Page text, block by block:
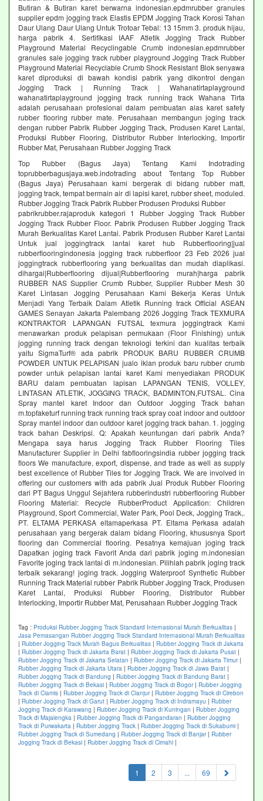
Butiran & Butiran karet berwarna indonesian.epdmrubber granules
supplier epdm jogging track Elastis EPDM Jogging Track Korosi Tahan
Daur Ulang Daur Ulang Untuk Trotoar Tebal: 13 15mm 3. produk hijau,
harga pabrik 4. Sertifikasi IAAF Atletik Jogging Track Rubber
Playground Material Recyclingable Crumb indonesian.epdmrubber
granules sale jogging track rubber playground Jogging Track Rubber
Playground Material Recyclable Crumb Shock Resistant Blok senyawa
karet diproduksi di bawah kondisi pabrik yang dikontrol dengan
Jogging Track | Running Track | Wahanatirtaplayground
wahanatirtaplayground jogging track running track Wahana Tirta
adalah perusahaan profesional dalam pembuatan alas karet safety
rubber flooring rubber mate. Perusahaan membangun joging track
dengan rubber Pabrik Rubber Jogging Track, Produsen Karet Lantai,
Produksi Rubber Flooring, Distributor Rubber Interlocking, Importir
Rubber Mat, Perusahaan Rubber Jogging Track
Top Rubber (Bagus Jaya) Tentang Kami Indotrading
toprubberbagusjaya.web.indotrading about Tentang Top Rubber
(Bagus Jaya) Perusahaan kami bergerak di bidang rubber matt,
jogging track, tempat bermain air di lapisi karet, rubber sheet, moduled.
Rubber Jogging Track Pabrik Rubber Produsen Produksi Rubber
pabrikrubber.rajaproduk kategori 1 Rubber Jogging Track Rubber
Jogging Track Rubber Floor. Pabrik Produsen Rubber Jogging Track
Murah Berkualitas Karet Lantai. Pabrik Produsen Rubber Karet Lantai
Untuk jual joggingtrack lantai karet hub Rubberflooring|jual
rubberflooringindonesia jogging track rubberfloor 23 Feb 2026 jual
joggingtrack rubberflooring yang berkualitas dan mudah diaplikasi.
dihargai|Rubberflooring dijual|Rubberflooring murah|harga pabrik
RUBBER NAS Supplier Crumb Rubber, Supplier Rubber Mesh 30
Karet Lintasan Jogging Perusahaan Kami Bekerja Keras Untuk
Menjadi Yang Terbaik Dalam Atletik Running track Official ASEAN
GAMES Senayan Jakarta Palembang 2026 Jogging Track TEXMURA
KONTRAKTOR LAPANGAN FUTSAL texmura joggingtrack Kami
menawarkan produk pelapisan permukaan (Floor Finishing) untuk
jogging running track dengan teknologi terkini dan kualitas terbaik
yaitu SigmaTurf® ada pabrik PRODUK BARU RUBBER CRUMB
POWDER UNTUK PELAPISAN jualo iklan produk baru rubber crumb
powder untuk pelapisan lantai karet Kami menyediakan PRODUK
BARU dalam pembuatan lapisan LAPANGAN TENIS, VOLLEY,
LINTASAN ATLETIK, JOGGING TRACK, BADMINTON,FUTSAL. Cina
Spray mantel karet Indoor dan Outdoor Jogging Track bahan
m.topfaketurf running track running track spray coat indoor and outdoor
Spray mantel indoor dan outdoor karet jogging track bahan. 1. jogging
track bahan Deskripsi. Q: Apakah keuntungan dari pabrik Anda?
Mengapa saya harus Jogging Track Rubber Flooring Tiles
Manufacturer Supplier in Delhi fabflooringsindia rubber jogging track
floors We manufacture, export, dispense, and trade as well as supply
best excellence of Rubber Tiles for Jogging Track. We are involved in
offering our customers with ada pabrik Jual Produk Rubber Flooring
dari PT Bagus Unggul Sejahtera rubberindustri rubberflooring Rubber
Flooring Material: Recycle RubberProduct Application: Children
Playground, Sport Commercial, Water Park, Pool Deck, Jogging Track,.
PT. ELTAMA PERKASA eltamaperkasa PT. Eltama Perkasa adalah
perusahaan yang bergerak dalam bidang Flooring, khususnya Sport
flooring dan Commercial flooring. Pesatnya kemajuan joging track
Dapatkan joging track Favorit Anda dari pabrik joging m.indonesian
Favorite joging track lantai di m.indonesian. Pilihlah pabrik joging track
terbaik sekarang! joging track. Jogging Waterproof Synthetic Rubber
Running Track Material rubber Pabrik Rubber Jogging Track, Produsen
Karet Lantai, Produksi Rubber Flooring, Distributor Rubber
Interlocking, Importir Rubber Mat, Perusahaan Rubber Jogging Track
Tag : Produksi Rubber Jogging Track Standard Internasional Murah Berkualitas |
Jasa Pemasangan Rubber Jogging Track Standard Internasional Murah Berkualitas
| Rubber Jogging Track Murah Bagus Berkualitas | Rubber Jogging Track di Jakarta
| Rubber Jogging Track di Jakarta Barat | Rubber Jogging Track di Jakarta Pusat |
Rubber Jogging Track di Jakarta Selatan | Rubber Jogging Track di Jakarta Timur|
Rubber Jogging Track di Jakarta Utara | Rubber Jogging Track di Jawa Barat |
Rubber Jogging Track di Bandung | Rubber Jogging Track di Bandung Barat |
Rubber Jogging Track di Bekasi | Rubber Jogging Track di Bogor| Rubber Jogging
Track di Ciamis | Rubber Jogging Track di Cianjur| Rubber Jogging Track di Cirebon
| Rubber Jogging Track di Garut | Rubber Jogging Track di Indramayu | Rubber
Jogging Track di Karawang | Rubber Jogging Track di Kuningan | Rubber Jogging
Track di Majalengka | Rubber Jogging Track di Pangandaran | Rubber Jogging
Track di Purwakarta | Rubber Jogging Track | Rubber Jogging Track di Sukabumi |
Rubber Jogging Track di Sumedang | Rubber Jogging Track di Banjar| Rubber
Jogging Track di Bekasi | Rubber Jogging Track di Cimahi |
1 (current)
2 3 ... 69